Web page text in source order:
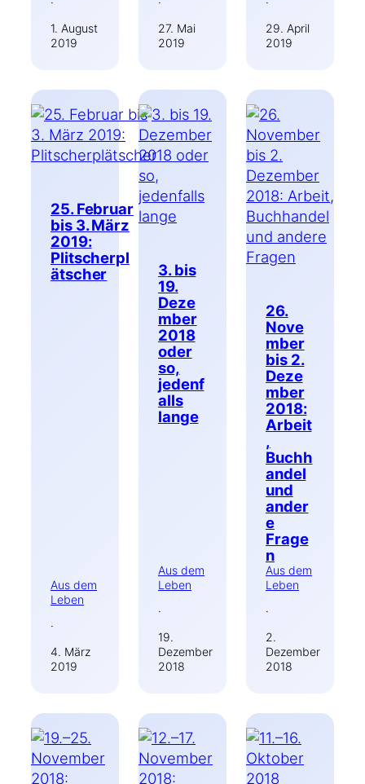
1. August
2019
27. Mai
2019
29. April
2019
25. Februar
bis 3. März
2019:
Plitscherpl
ätscher
Aus dem
Leben
·
4. März
2019
3. bis
19.
Deze
mber
2018
oder
so,
jedenf
alls
lange
Aus dem
Leben
·
19.
Dezember
2018
26.
Nove
mber
bis 2.
Deze
mber
2018:
Arbeit
,
Buchh
andel
und
ander
e
Frage
n
Aus dem
Leben
·
2.
Dezember
2018